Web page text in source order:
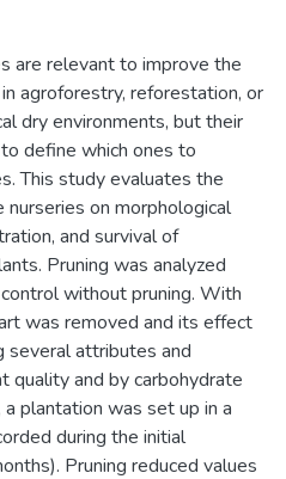
are relevant to improve the
agroforestry, reforestation, or
dry environments, but their
define which ones to
This study evaluates the
on morphological
and survival of
Pruning was analyzed
without pruning. With
was removed and its effect
several attributes and
quality and by carbohydrate
plantation was set up in a
during the initial
Pruning reduced values